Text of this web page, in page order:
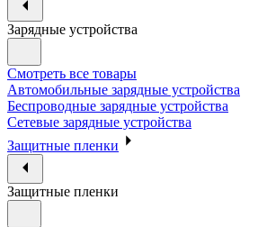
Зарядные устройства
Смотреть все товары
Автомобильные зарядные устройства
Беспроводные зарядные устройства
Сетевые зарядные устройства
Защитные пленки
Защитные пленки